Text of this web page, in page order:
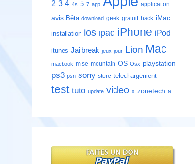
2 3 4 4s 5 7 app application
avis Bêta download geek gratuit hack iMac
installation ios ipad iPhone iPod
itunes Jailbreak jeux jour Lion Mac
macbook mise mountain OS Osx playstation
ps3 psn sony store telechargement
test tuto update video x zonetech à